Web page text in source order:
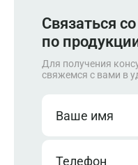
Связаться
по
Для получения
свяжемся с вами в
Ваше имя
Телефон